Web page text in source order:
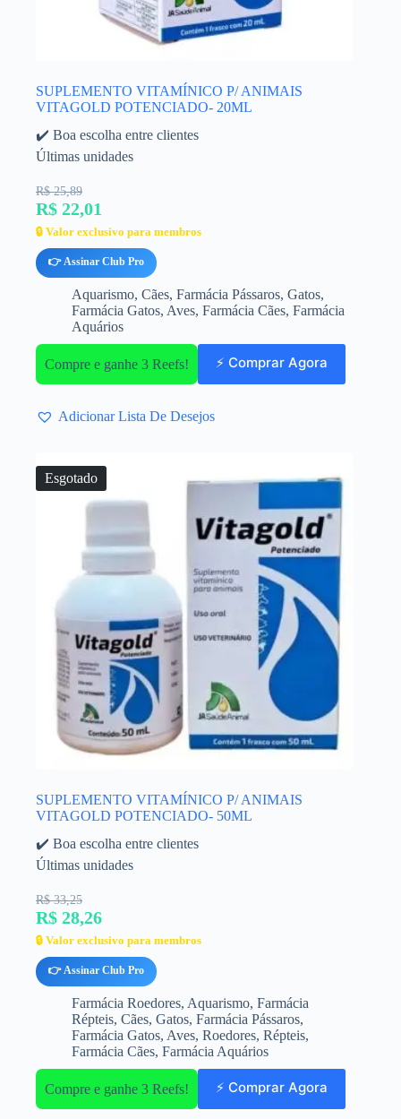
SUPLEMENTO VITAMÍNICO P/ ANIMAIS
VITAGOLD POTENCIADO- 20ML
✔️ Boa escolha entre clientes
Últimas unidades
R$ 25,89
R$ 22,01
🔒 Valor exclusivo para membros
👉 Assinar Club Pro
Aquarismo, Cães, Farmácia Pássaros, Gatos,
Farmácia Gatos, Aves, Farmácia Cães, Farmácia
Aquários
Compre e ganhe 3 Reefs! ⚡ Comprar Agora
Adicionar Lista De Desejos
Esgotado
SUPLEMENTO VITAMÍNICO P/ ANIMAIS
VITAGOLD POTENCIADO- 50ML
✔️ Boa escolha entre clientes
Últimas unidades
R$ 33,25
R$ 28,26
🔒 Valor exclusivo para membros
👉 Assinar Club Pro
Farmácia Roedores, Aquarismo, Farmácia
Répteis, Cães, Gatos, Farmácia Pássaros,
Farmácia Gatos, Aves, Roedores, Répteis,
Farmácia Cães, Farmácia Aquários
Compre e ganhe 3 Reefs! ⚡ Comprar Agora